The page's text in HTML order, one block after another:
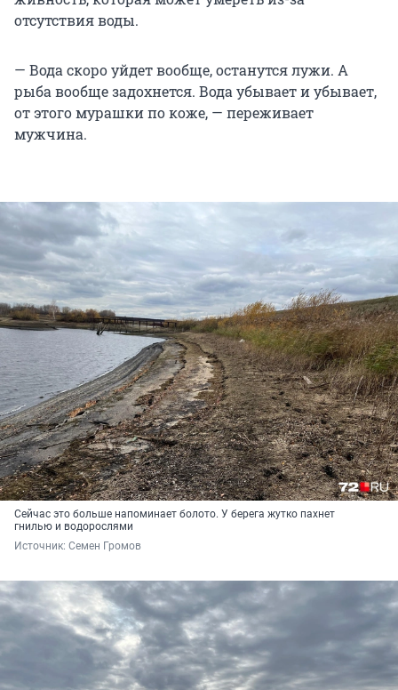
отсутствия воды.
— Вода скоро уйдет вообще, останутся лужи. А
рыба вообще задохнется. Вода убывает и убывает,
от этого мурашки по коже, — переживает
мужчина.
Сейчас это больше напоминает болото. У берега жутко пахнет
гнилью и водорослями
Источник: Семен Громов